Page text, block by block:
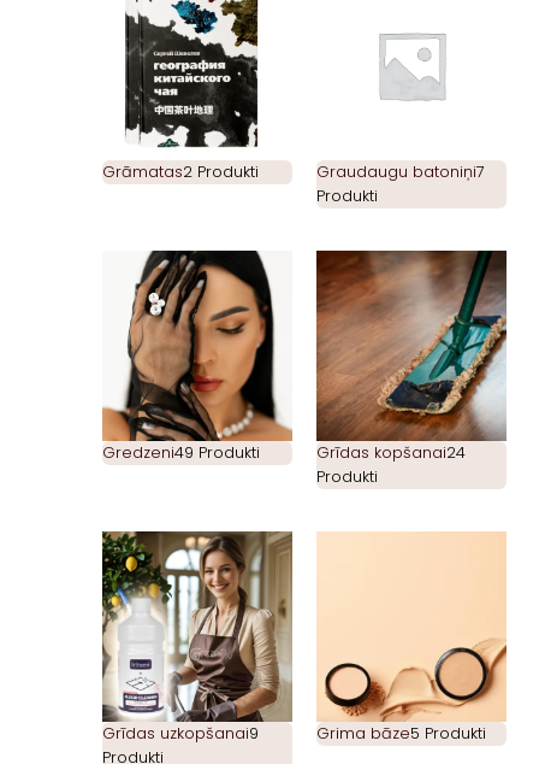
Grāmatas2 Produkti Graudaugu batoniņi7
Produkti
Gredzeni49 Produkti Grīdas kopšanai24
Produkti
Grīdas uzkopšanai9
Produkti
Grima bāze5 Produkti